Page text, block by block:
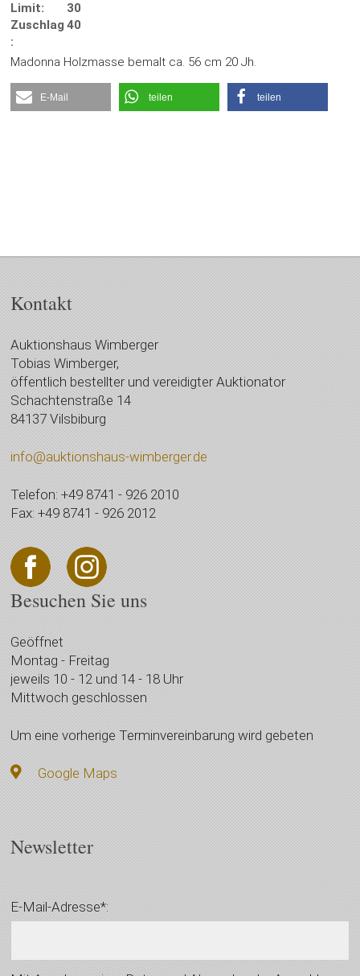
Limit:
30
Zuschlag
:
40
Madonna Holzmasse bemalt ca. 56 cm 20 Jh.
E-Mail teilen teilen
Kontakt
Auktionshaus Wimberger
Tobias Wimberger,
öffentlich bestellter und vereidigter Auktionator
Schachtenstraße 14
84137 Vilsbiburg
info@auktionshaus-wimberger.de
Telefon: +49 8741 - 926 2010
Fax: +49 8741 - 926 2012
Besuchen Sie uns
Geöffnet
Montag - Freitag
jeweils 10 - 12 und 14 - 18 Uhr
Mittwoch geschlossen
Um eine vorherige Terminvereinbarung wird gebeten
Google Maps
Newsletter
E-Mail-Adresse*: